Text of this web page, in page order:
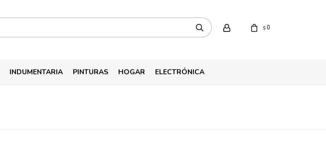
INDUMENTARIA PINTURAS HOGAR ELECTRÓNICA
$ 0